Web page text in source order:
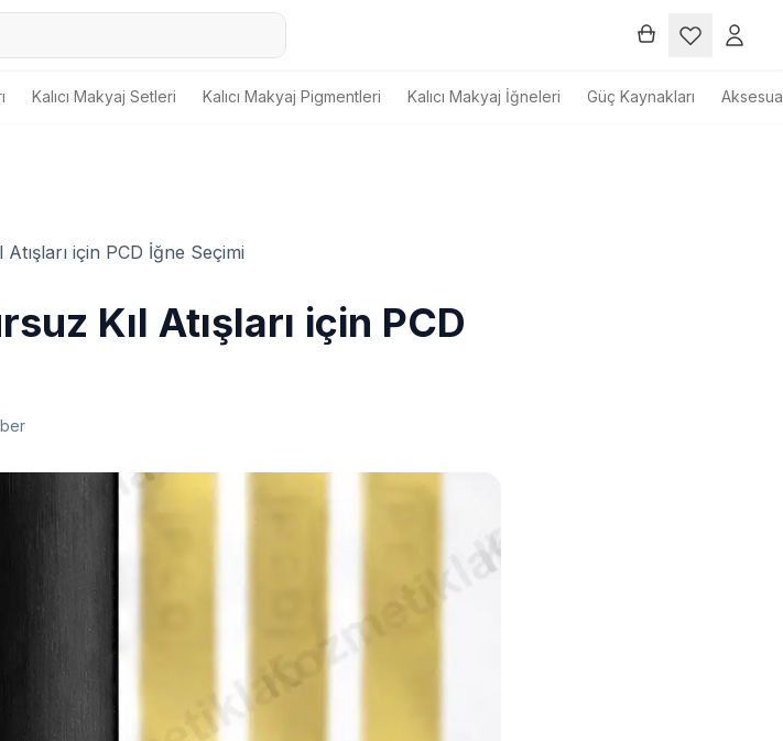
Kalıcı Makyaj Setleri Kalıcı Makyaj Pigmentleri Kalıcı Makyaj İğneleri Güç Kaynakları
için PCD İğne Seçimi
Kıl Atışları için PCD